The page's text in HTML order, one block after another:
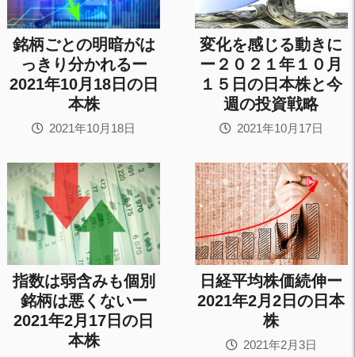
銘柄ごとの明暗がは
っきり分かれるー
2021年10月18日の日
本株
2021年10月18日
変化を感じる動きに
ー２０２１年１０月
１５日の日本株と今
週の投資戦略
2021年10月17日
指数は弱含みも個別
銘柄は悪くないー
2021年2月17日の日
本株
日経平均株価続伸ー
2021年2月2日の日本
株
2021年2月3日